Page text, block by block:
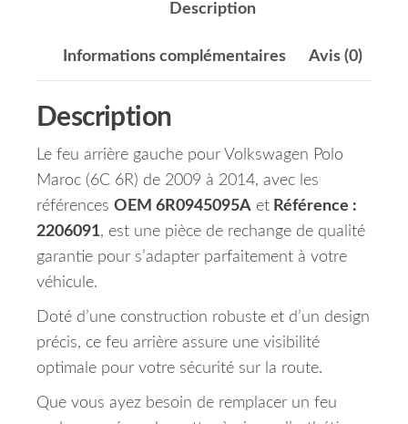
Description
Informations complémentaires Avis (0)
Description
Le feu arrière gauche pour Volkswagen Polo
Maroc (6C 6R) de 2009 à 2014, avec les
références OEM 6R0945095A et Référence :
2206091, est une pièce de rechange de qualité
garantie pour s’adapter parfaitement à votre
véhicule.
Doté d’une construction robuste et d’un design
précis, ce feu arrière assure une visibilité
optimale pour votre sécurité sur la route.
Que vous ayez besoin de remplacer un feu